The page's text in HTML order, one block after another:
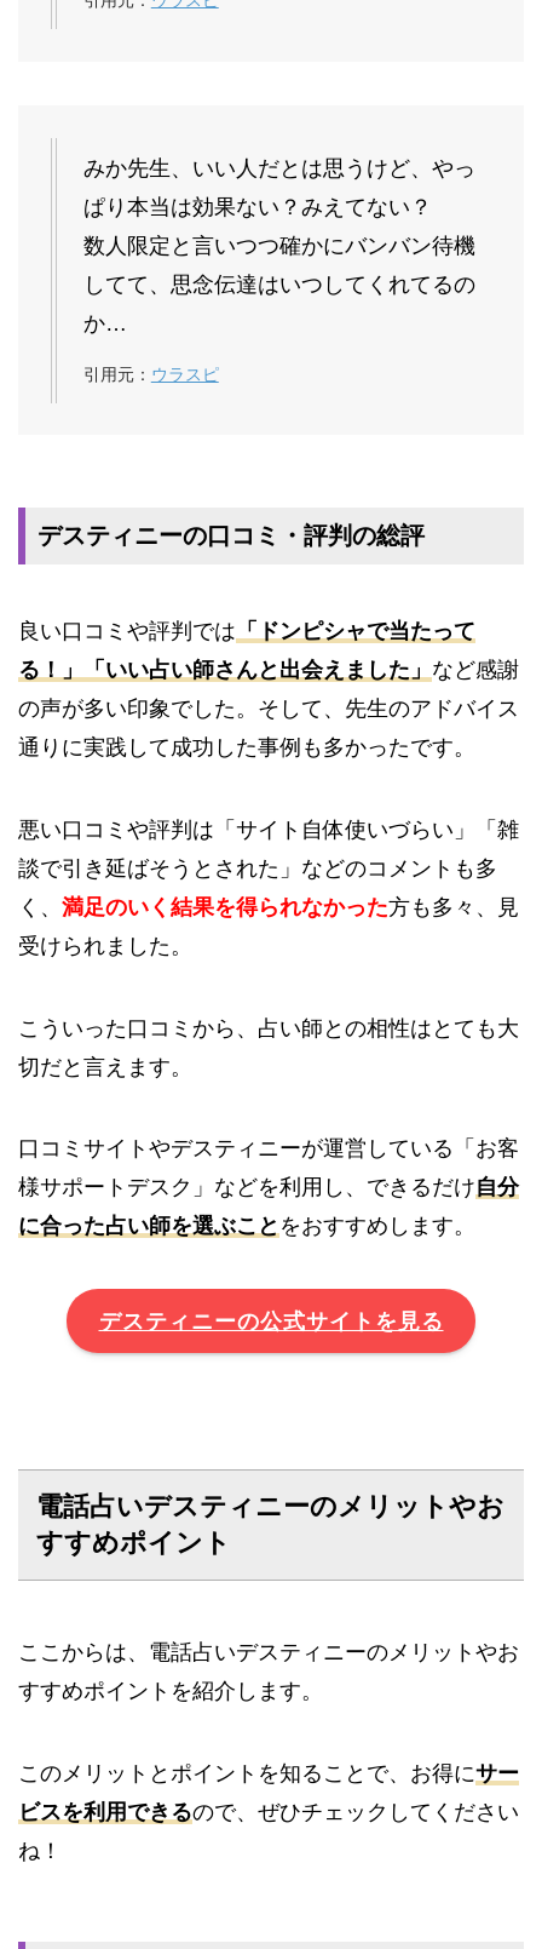
みか先生、いい人だとは思うけど、やっ
ぱり本当は効果ない？みえてない？
数人限定と言いつつ確かにバンバン待機
してて、思念伝達はいつしてくれてるの
か…
引用元： ウラスピ
デスティニーの口コミ・評判の総評
良い口コミや評判では 「ドンピシャで当たって
る！」「いい占い師さんと出会えました」 など感謝
の声が多い印象でした。そして、先生のアドバイス
通りに実践して成功した事例も多かったです。
悪い口コミや評判は「サイト自体使いづらい」「雑
談で引き延ばそうとされた」などのコメントも多
く、 満足のいく結果を得られなかった方も多々、見
受けられました。
こういった口コミから、占い師との相性はとても大
切だと言えます。
口コミサイトやデスティニーが運営している「お客
様サポートデスク」などを利用し、できるだけ自分
に合った占い師を選ぶこと をおすすめします。
デスティニーの公式サイトを見る
電話占いデスティニーのメリットやお
すすめポイント
ここからは、電話占いデスティニーのメリットやお
すすめポイントを紹介します。
このメリットとポイントを知ることで、お得にサー
ビスを利用できるので、ぜひチェックしてください
ね！